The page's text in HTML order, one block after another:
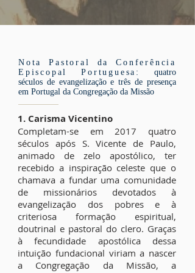
Nota Pastoral da Conferência
Episcopal Portuguesa: quatro
séculos de evangelização e três de presença
em Portugal da Congregação da Missão
1. Carisma Vicentino
Completam-se em 2017 quatro
séculos após S. Vicente de Paulo,
animado de zelo apostólico, ter
recebido a inspiração celeste que o
chamava a fundar uma comunidade
de missionários devotados à
evangelização dos pobres e à
criteriosa formação espiritual,
doutrinal e pastoral do clero. Graças
à fecundidade apostólica dessa
intuição fundacional viriam a nascer
a Congregação da Missão, a